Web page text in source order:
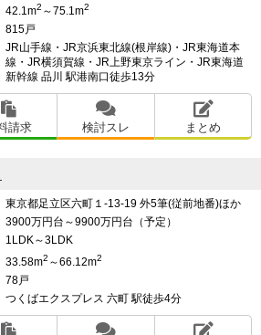
42.1m2 ～75.1m2
815戸
JR山手線・JR京浜東北線(根岸線)・JR東海道本
線・JR横須賀線・JR上野東京ライン・JR東海道
新幹線 品川 駅港南口徒歩13分
請求 検討スレ まとめ
東京都足立区六町１-13-19 外5筆(従前地番)ほか
3900万円台～9900万円台（予定）
1LDK～3LDK
33.58m2 ～66.12m2
78戸
つくばエクスプレス 六町 駅徒歩4分